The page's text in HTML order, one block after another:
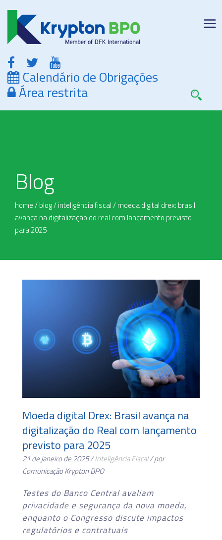
Calendário de Obrigações
Área restrita
Blog
home/blog/inteligência fiscal/moeda digital drex: brasil
avança na digitalização do real com lançamento previsto
para 2025
Moeda digital Drex: Brasil avança na
digitalização do Real com lançamento
previsto para 2025
21 de janeiro de 2025 /Inteligência Fiscal/ por
Comunicação Krypton BPO
Testes do Banco Central avaliam
privacidade e segurança da nova moeda,
enquanto o Congresso discute impactos
regulatórios e contratuais